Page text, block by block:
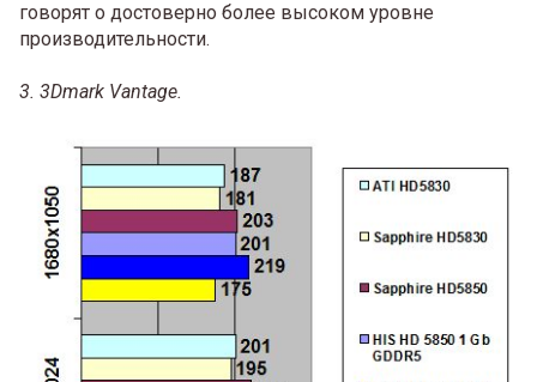
говорят о достоверно более высоком уровне
производительности.
3. 3Dmark Vantage.